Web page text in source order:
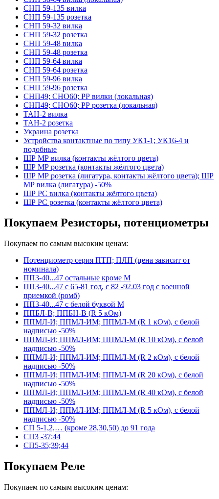
СНП 59-135 вилка
СНП 59-135 розетка
СНП 59-32 вилка
СНП 59-32 розетка
СНП 59-48 вилка
СНП 59-48 розетка
СНП 59-64 вилка
СНП 59-64 розетка
СНП 59-96 вилка
СНП 59-96 розетка
СНП49; СНО60; РР вилки (локальная)
СНП49; СНО60; РР розетка (локальная)
ТАН-2 вилка
ТАН-2 розетка
Украина розетка
Устройства контактные по типу УК1-1; УК16-4 и
подобные
ШР МР вилка (контакты жёлтого цвета)
ШР МР розетка (контакты жёлтого цвета)
ШР МР розетка (лигатура, контакты жёлтого цвета); ШР
МР вилка (лигатура) -50%
ШР РС вилка (контакты жёлтого цвета)
ШР РС розетка (контакты жёлтого цвета)
Покупаем Резисторы, потенциометры
Покупаем по самым высоким ценам:
Потенциометр серия ПТП; ПЛП (цена зависит от
номинала)
ПП3-40...47 остальные кроме М
ПП3-40...47 с 65-81 год, с 82 -92.03 год с военной
приемкой (ромб)
ПП3-40...47 с белой буквой М
ППБЛ-В; ППБН-В (R 5 кОм)
ППМЛ-И; ППМЛ-ИМ; ППМЛ-М (R 1 кОм), с белой
надписью -50%
ППМЛ-И; ППМЛ-ИМ; ППМЛ-М (R 10 кОм), с белой
надписью -50%
ППМЛ-И; ППМЛ-ИМ; ППМЛ-М (R 2 кОм), с белой
надписью -50%
ППМЛ-И; ППМЛ-ИМ; ППМЛ-М (R 20 кОм), с белой
надписью -50%
ППМЛ-И; ППМЛ-ИМ; ППМЛ-М (R 40 кОм), с белой
надписью -50%
ППМЛ-И; ППМЛ-ИМ; ППМЛ-М (R 5 кОм), с белой
надписью -50%
СП 5-1,2,… (кроме 28,30,50) до 91 года
СП3 -37;44
СП5-35;39;44
Покупаем Реле
Покупаем по самым высоким ценам: